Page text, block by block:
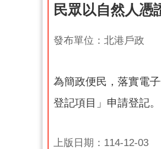
民眾以自然人憑
發布單位：北港戶政
為簡政便民，落實電
登記項目」申請登記。
上版日期：114-12-03